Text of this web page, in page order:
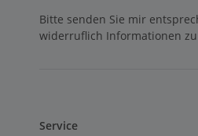
Bitte senden Sie mir
widerruflich Informationen
Service